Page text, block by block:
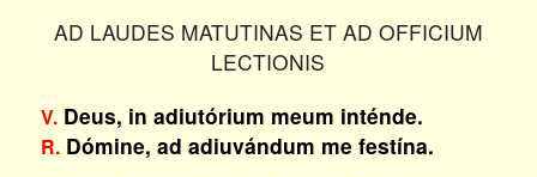
AD LAUDES MATUTINAS ET AD OFFICIUM
LECTIONIS
V.Deus, in adiutórium meum inténde.
R.Dómine, ad adiuvándum me festína.